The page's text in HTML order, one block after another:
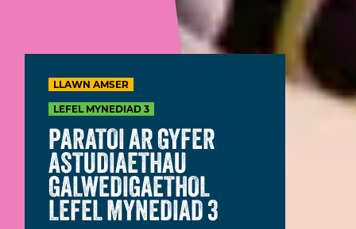
LLAWN AMSER
LEFEL MYNEDIAD 3
PARATOI AR GYFER
ASTUDIAETHAU
GALWEDIGAETHOL
LEFEL MYNEDIAD 3